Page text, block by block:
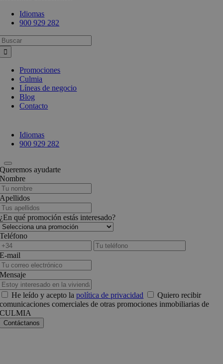
Idiomas
900 929 282
Promociones
Culmia
Líneas de negocio
Blog
Contacto
Idiomas
900 929 282
Queremos ayudarte
Nombre
Apellidos
¿En qué promoción estás interesado?
Teléfono
E-mail
Mensaje
He leído y acepto lapolítica de privacidad
Quiero recibir
comunicaciones comerciales de otras promociones inmobiliarias de
CULMIA